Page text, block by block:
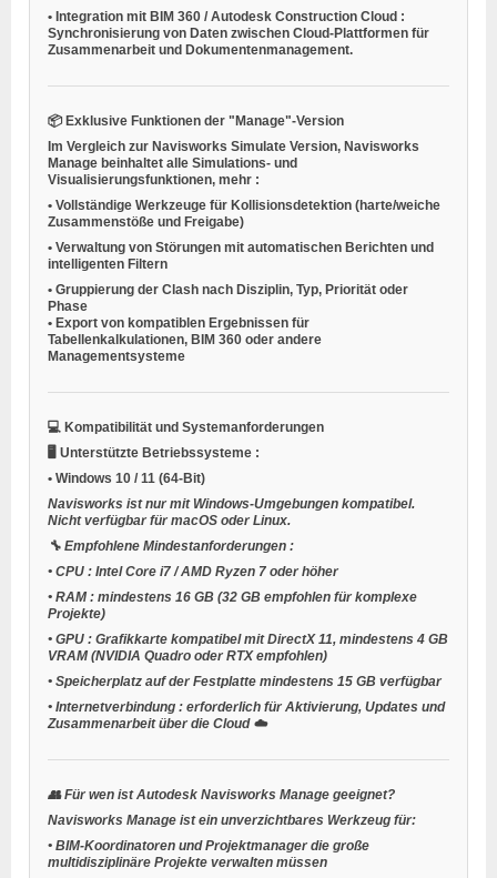
• Integration mit BIM 360 / Autodesk Construction Cloud :
Synchronisierung von Daten zwischen Cloud-Plattformen für
Zusammenarbeit und Dokumentenmanagement.
📦Exklusive Funktionen der "Manage"-Version
Im Vergleich zur Navisworks Simulate Version, Navisworks
Manage beinhaltet alle Simulations- und
Visualisierungsfunktionen, mehr :
• Vollständige Werkzeuge für Kollisionsdetektion (harte/weiche
Zusammenstöße und Freigabe)
• Verwaltung von Störungen mit automatischen Berichten und
intelligenten Filtern
• Gruppierung der Clash nach Disziplin, Typ, Priorität oder
Phase
• Export von kompatiblen Ergebnissen für
Tabellenkalkulationen, BIM 360 oder andere
Managementsysteme
💻 Kompatibilität und Systemanforderungen
🖥️ Unterstützte Betriebssysteme :
• Windows 10 / 11 (64-Bit)
Navisworks ist nur mit Windows-Umgebungen kompatibel.
Nicht verfügbar für macOS oder Linux.
🔧 Empfohlene Mindestanforderungen :
• CPU : Intel Core i7 / AMD Ryzen 7 oder höher
• RAM : mindestens 16 GB (32 GB empfohlen für komplexe
Projekte)
• GPU : Grafikkarte kompatibel mit DirectX 11, mindestens 4 GB
VRAM (NVIDIA Quadro oder RTX empfohlen)
• Speicherplatz auf der Festplatte mindestens 15 GB verfügbar
• Internetverbindung : erforderlich für Aktivierung, Updates und
Zusammenarbeit über die Cloud ☁️
👥Für wen ist Autodesk Navisworks Manage geeignet?
Navisworks Manage ist ein unverzichtbares Werkzeug für:
• BIM-Koordinatoren und Projektmanager die große
multidisziplinäre Projekte verwalten müssen